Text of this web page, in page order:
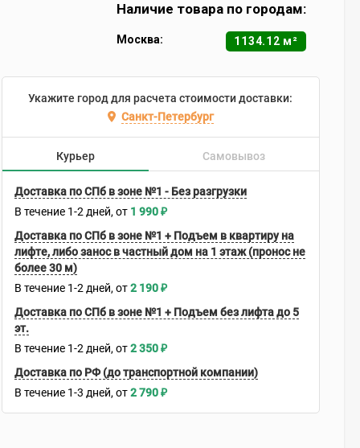
Наличие товара по городам:
Москва: 1134.12 м²
Укажите город для расчета стоимости доставки:
Санкт-Петербург
Курьер Самовывоз
Доставка по СПб в зоне №1 - Без разгрузки
В течение 1-2 дней 1 990₽
Доставка по СПб в зоне №1 + Подъем в квартиру на
лифте, либо занос в частный дом на 1 этаж (пронос не
более 30 м)
В течение 1-2 дней 2 190₽
Доставка по СПб в зоне №1 + Подъем без лифта до 5
эт.
В течение 1-2 дней 2 350₽
Доставка по РФ (до транспортной компании)
В течение 1-3 дней 2 790₽